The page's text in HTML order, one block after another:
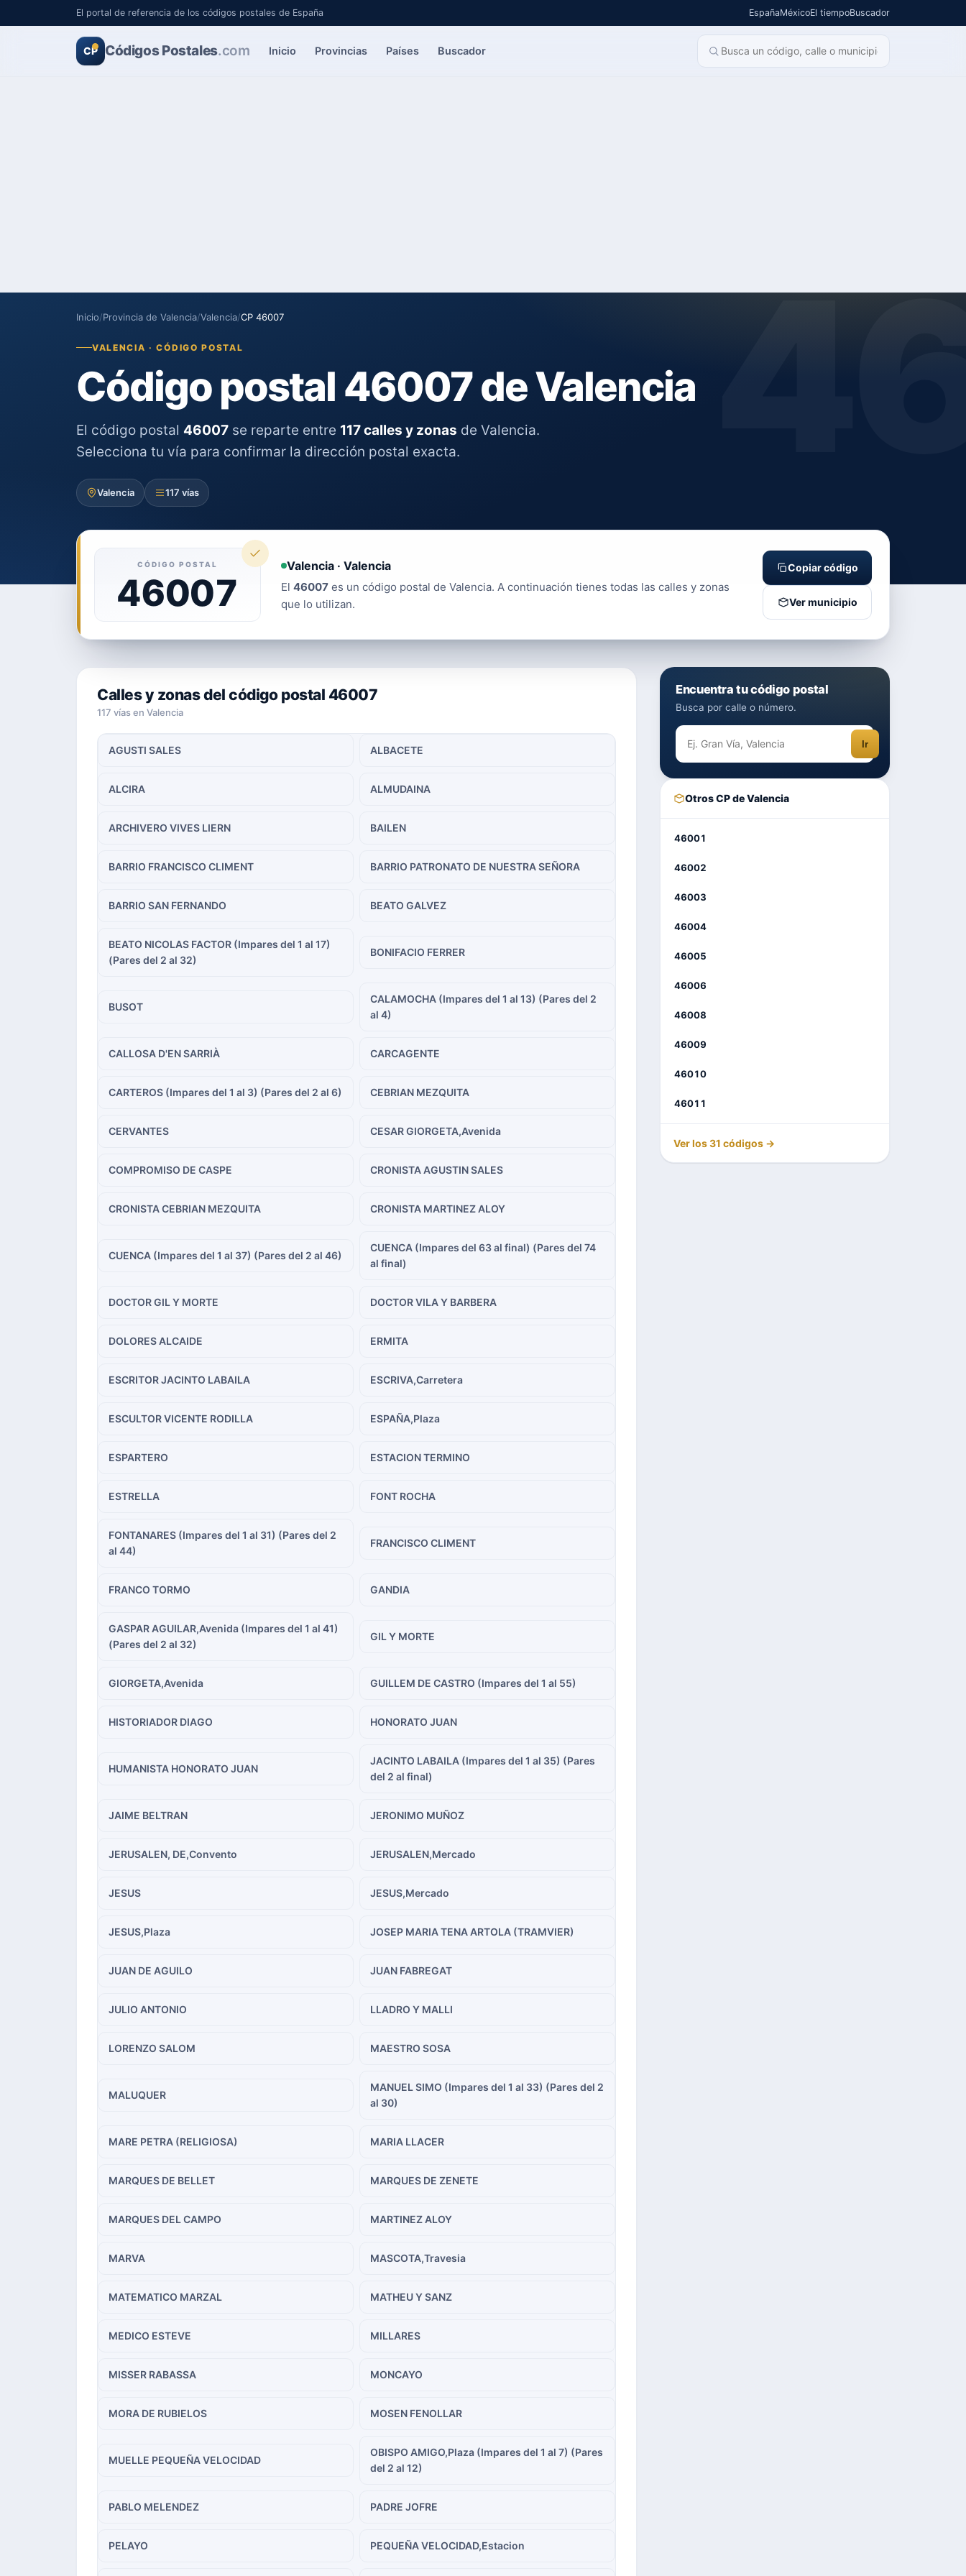
El portal de referencia de los códigos postales de España EspañaMéxicoEl tiempoBuscador
CP Códigos Postales.com Inicio Provincias Países Buscador
Inicio/Provincia de Valencia/Valencia/CP 46007
VALENCIA · CÓDIGO POSTAL
Código postal 46007 de Valencia
El código postal 46007 se reparte entre 117 calles y zonas de Valencia.
Selecciona tu vía para confirmar la dirección postal exacta.
Valencia 117 vías
CÓDIGO POSTAL
46007
Valencia · Valencia
El 46007 es un código postal de Valencia. A continuación tienes todas las calles y zonas
que lo utilizan.
Copiar código
Ver municipio
Calles y zonas del código postal 46007
117 vías en Valencia
AGUSTI SALES ALBACETE
ALCIRA ALMUDAINA
ARCHIVERO VIVES LIERN BAILEN
BARRIO FRANCISCO CLIMENT BARRIO PATRONATO DE NUESTRA SEÑORA
BARRIO SAN FERNANDO BEATO GALVEZ
BEATO NICOLAS FACTOR (Impares del 1 al 17)
(Pares del 2 al 32)
BONIFACIO FERRER
BUSOT
CALAMOCHA (Impares del 1 al 13) (Pares del 2
al 4)
CALLOSA D'EN SARRIÀ CARCAGENTE
CARTEROS (Impares del 1 al 3) (Pares del 2 al 6) CEBRIAN MEZQUITA
CERVANTES CESAR GIORGETA,Avenida
COMPROMISO DE CASPE CRONISTA AGUSTIN SALES
CRONISTA CEBRIAN MEZQUITA CRONISTA MARTINEZ ALOY
CUENCA (Impares del 1 al 37) (Pares del 2 al 46)
CUENCA (Impares del 63 al final) (Pares del 74
al final)
DOCTOR GIL Y MORTE DOCTOR VILA Y BARBERA
DOLORES ALCAIDE ERMITA
ESCRITOR JACINTO LABAILA ESCRIVA,Carretera
ESCULTOR VICENTE RODILLA ESPAÑA,Plaza
ESPARTERO ESTACION TERMINO
ESTRELLA FONT ROCHA
FONTANARES (Impares del 1 al 31) (Pares del 2
al 44)
FRANCISCO CLIMENT
FRANCO TORMO GANDIA
GASPAR AGUILAR,Avenida (Impares del 1 al 41)
(Pares del 2 al 32)
GIL Y MORTE
GIORGETA,Avenida GUILLEM DE CASTRO (Impares del 1 al 55)
HISTORIADOR DIAGO HONORATO JUAN
HUMANISTA HONORATO JUAN
JACINTO LABAILA (Impares del 1 al 35) (Pares
del 2 al final)
JAIME BELTRAN JERONIMO MUÑOZ
JERUSALEN, DE,Convento JERUSALEN,Mercado
JESUS JESUS,Mercado
JESUS,Plaza JOSEP MARIA TENA ARTOLA (TRAMVIER)
JUAN DE AGUILO JUAN FABREGAT
JULIO ANTONIO LLADRO Y MALLI
LORENZO SALOM MAESTRO SOSA
MALUQUER
MANUEL SIMO (Impares del 1 al 33) (Pares del 2
al 30)
MARE PETRA (RELIGIOSA) MARIA LLACER
MARQUES DE BELLET MARQUES DE ZENETE
MARQUES DEL CAMPO MARTINEZ ALOY
MARVA MASCOTA,Travesia
MATEMATICO MARZAL MATHEU Y SANZ
MEDICO ESTEVE MILLARES
MISSER RABASSA MONCAYO
MORA DE RUBIELOS MOSEN FENOLLAR
MUELLE PEQUEÑA VELOCIDAD
OBISPO AMIGO,Plaza (Impares del 1 al 7) (Pares
del 2 al 12)
PABLO MELENDEZ PADRE JOFRE
PELAYO PEQUEÑA VELOCIDAD,Estacion
Encuentra tu código postal
Busca por calle o número.
Ir
Otros CP de Valencia
46001
46002
46003
46004
46005
46006
46008
46009
46010
46011
Ver los 31 códigos →